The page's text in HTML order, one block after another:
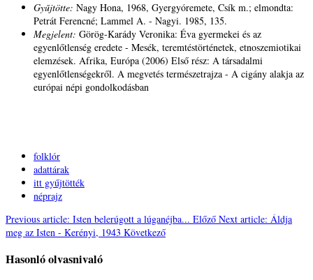
Gyűjtötte: Nagy Hona, 1968, Gyergyóremete, Csík m.; elmondta:
Petrát Ferencné; Lammel A. - Nagyi. 1985, 135.
Megjelent: Görög-Karády Veronika: Éva gyermekei és az
egyenlőtlenség eredete - Mesék, teremtéstörténetek, etnoszemiotikai
elemzések. Afrika, Európa (2006) Első rész: A társadalmi
egyenlőtlenségekről. A megvetés természetrajza - A cigány alakja az
európai népi gondolkodásban
folklór
adattárak
itt gyűjtötték
néprajz
Previous article: Isten belerúgott a lúganéjba... Előző Next article: Áldja
meg az Isten - Kerényi, 1943 Következő
Hasonló olvasnivaló